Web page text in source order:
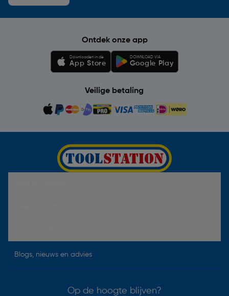
Ontdek onze app
Downloaden in de
App Store
DOWNLOAD VIA
Google Play
Veilige betaling
Blogs, nieuws en advies
Op de hoogte blijven?